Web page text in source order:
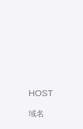
HOST
域名